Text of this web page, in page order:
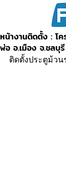
หน้างานติดตั้ง : โ
ฬ่อ อ.เมือง จ.ชลบุรี
ติดตั้งประตูม้วน